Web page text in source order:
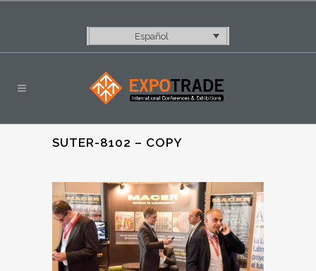
Español
SUTER-8102 – COPY